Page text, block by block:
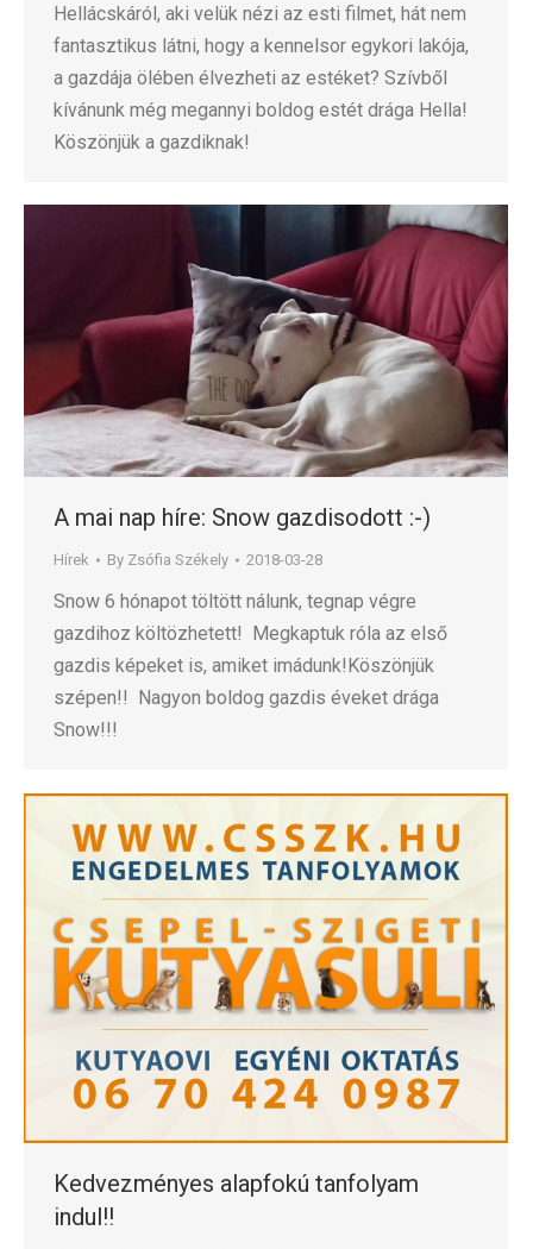
Hellácskáról, aki velük nézi az esti filmet, hát nem
fantasztikus látni, hogy a kennelsor egykori lakója,
a gazdája ölében élvezheti az estéket? Szívből
kívánunk még megannyi boldog estét drága Hella!
Köszönjük a gazdiknak!
A mai nap híre: Snow gazdisodott :-)
Hírek By Zsófia Székely 2018-03-28
Snow 6 hónapot töltött nálunk, tegnap végre
gazdihoz költözhetett! Megkaptuk róla az első
gazdis képeket is, amiket imádunk!Köszönjük
szépen!! Nagyon boldog gazdis éveket drága
Snow!!!
Kedvezményes alapfokú tanfolyam
indul!!